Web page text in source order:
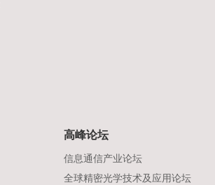
高峰论坛
信息通信产业论坛
全球精密光学技术及应用论坛